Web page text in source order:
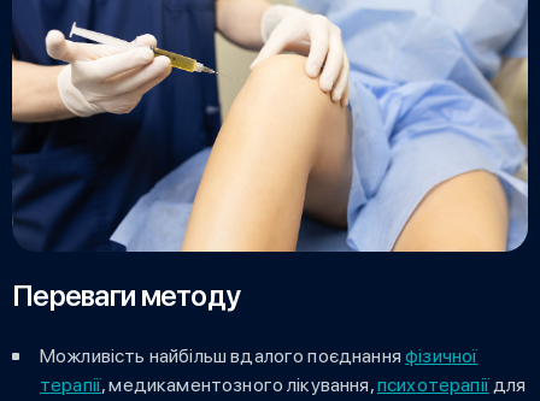
Переваги методу
Можливість найбільш вдалого поєднанняфізичної
терапії, медикаментозного лікування,психотерапіїдля